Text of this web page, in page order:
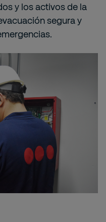
y los activos de la
segura y